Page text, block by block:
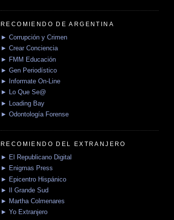
RECOMIENDO DE ARGENTINA
► Corrupción y Crimen
► Crear Conciencia
► FMM Educación
► Gen Periodístico
► Informate On-Line
► Lo Que Se@
► Loading Bay
► Odontología Forense
RECOMIENDO DEL EXTRANJERO
► El Republicano Digital
► Enigmas Press
► Epicentro Hispánico
► Il Grande Sud
► Martha Colmenares
► Yo Extranjero